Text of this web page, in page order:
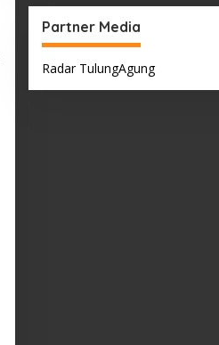
Partner Media
Radar TulungAgung